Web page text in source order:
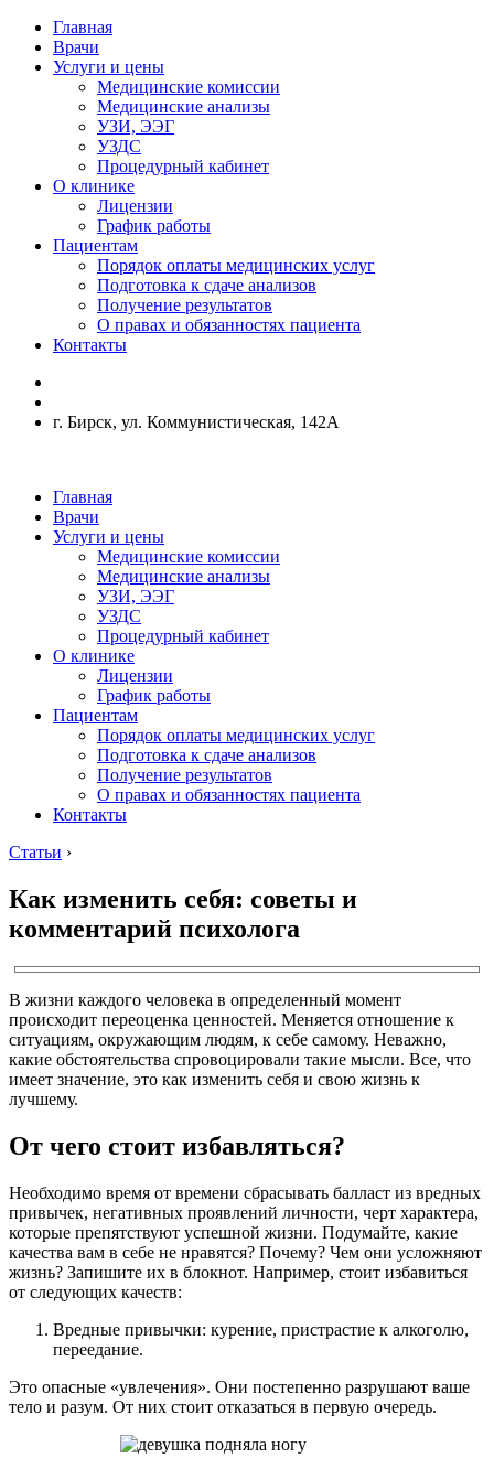
Главная
Врачи
Услуги и цены
Медицинские комиссии
Медицинские анализы
УЗИ, ЭЭГ
УЗДС
Процедурный кабинет
О клинике
Лицензии
График работы
Пациентам
Порядок оплаты медицинских услуг
Подготовка к сдаче анализов
Получение результатов
О правах и обязанностях пациента
Контакты
г. Бирск, ул. Коммунистическая, 142А
Главная
Врачи
Услуги и цены
Медицинские комиссии
Медицинские анализы
УЗИ, ЭЭГ
УЗДС
Процедурный кабинет
О клинике
Лицензии
График работы
Пациентам
Порядок оплаты медицинских услуг
Подготовка к сдаче анализов
Получение результатов
О правах и обязанностях пациента
Контакты
Статьи ›
Как изменить себя: советы и
комментарий психолога
В жизни каждого человека в определенный момент
происходит переоценка ценностей. Меняется отношение к
ситуациям, окружающим людям, к себе самому. Неважно,
какие обстоятельства спровоцировали такие мысли. Все, что
имеет значение, это как изменить себя и свою жизнь к
лучшему.
От чего стоит избавляться?
Необходимо время от времени сбрасывать балласт из вредных
привычек, негативных проявлений личности, черт характера,
которые препятствуют успешной жизни. Подумайте, какие
качества вам в себе не нравятся? Почему? Чем они усложняют
жизнь? Запишите их в блокнот. Например, стоит избавиться
от следующих качеств:
Вредные привычки: курение, пристрастие к алкоголю,
переедание.
Это опасные «увлечения». Они постепенно разрушают ваше
тело и разум. От них стоит отказаться в первую очередь.